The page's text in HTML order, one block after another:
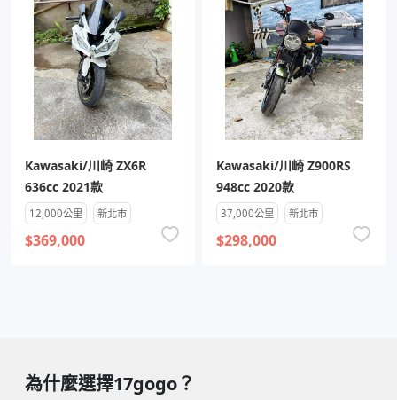
Kawasaki/川崎 ZX6R
636cc 2021款
12,000公里 新北市
$369,000
Kawasaki/川崎 Z900RS
948cc 2020款
37,000公里 新北市
$298,000
為什麼選擇17gogo？